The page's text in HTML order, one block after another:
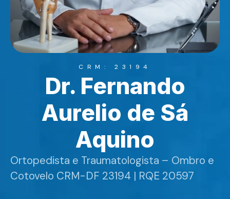
CRM: 23194
Dr. Fernando
Aurelio de Sá
Aquino
Ortopedista e Traumatologista – Ombro e
Cotovelo CRM-DF 23194 | RQE 20597